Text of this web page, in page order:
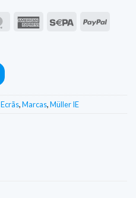
MasterCardAmerican Sepa
PayPal
Ecrãs,Marcas,Müller IE